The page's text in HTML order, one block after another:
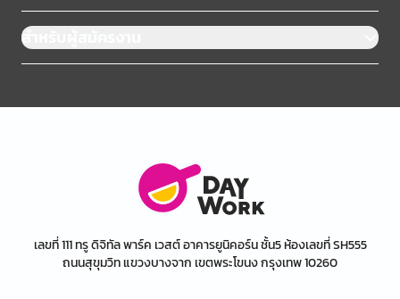
สำหรับผู้สมัครงาน
เลขที่ 111 ทรู ดิจิทัล พาร์ค เวสต์ อาคารยูนิคอร์น ชั้น5 ห้องเลขที่ SH555
ถนนสุขุมวิท แขวงบางจาก เขตพระโขนง กรุงเทพ 10260